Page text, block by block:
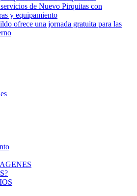
de Nuevo Pirquitas con
y equipamiento
ofrece una jornada gratuita para las